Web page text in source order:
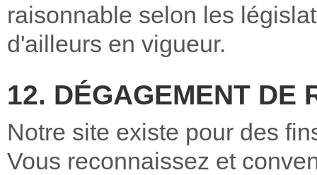
raisonnable selon les
d'ailleurs en vigueur.
12. DÉGAGEMENT DE
Notre site existe pour des
Vous reconnaissez et